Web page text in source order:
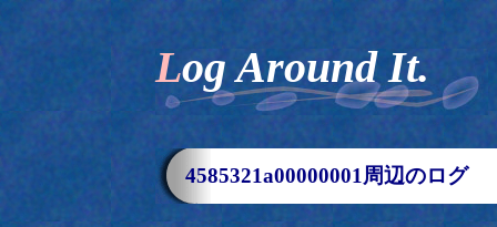
Log Around It.
4585321a00000001周辺のログ